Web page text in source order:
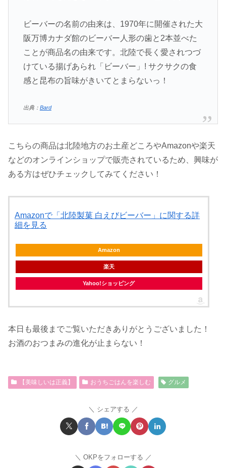
ビーバーの名前の由来は、1970年に開催された大
阪万博カナダ館のビーバー人形の歯と2本並べた
ことが商品名の由来です。北陸で長く愛されつづ
けている揚げあられ「ビーバー」! サクサクの食
感と昆布の旨味がきいてとまらないっ！
出典： Bard
こちらの商品は北陸地方のお土産どころやAmazonや楽天
などのオンラインショップで販売されているため、興味が
ある方はぜひチェックしてみてください！
Amazonで「北陸製菓 白えびビーバー」に関する詳
細を見る
Amazon
楽天
Yahoo!ショッピング
本日も最後までご覧いただきありがとうございました！
お酒のおつまみの進化が止まらない！
【美味しいは正義】 おうちごはんを楽しむ グルメ
シェアする
OKPをフォローする